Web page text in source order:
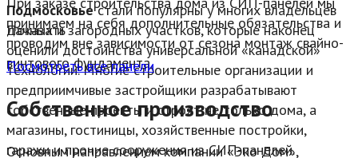
принимаем на себя дополнительные обязательства и
проводим вне зависимости от сезона монтаж свайно-
винтового фундамента.
Подмосковьестали популярны у многих владельцев
дачных и загородных участков, которые наконец
оценили достоинства универсальной «канадской»
технологии. Многие строительные организации и
предприимчивые застройщики разрабатывают
собственные проекты и строят не только дома, а
магазины, гостиницы, хозяйственные постройки,
гаражи и прочие сооружения из СИП-панелей.
Показать
Посмотреть все панели
Собственное производство
Основным направлением компании «Эко Дом»,